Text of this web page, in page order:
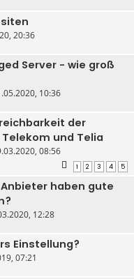
20:36
Server - wie groß
10:36
der
und Telia
08:56
1 2 3 4 5
haben gute
12:28
Einstellung?
07:21